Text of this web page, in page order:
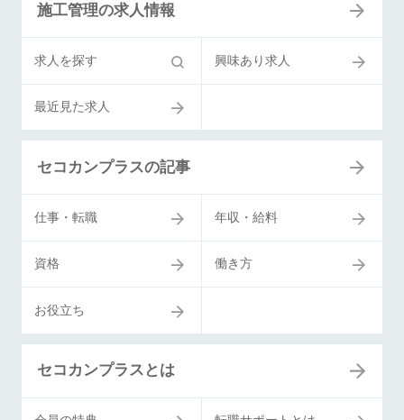
施工管理の求人情報
求人を探す 興味あり求人
最近見た求人
セコカンプラスの記事
仕事・転職 年収・給料
資格 働き方
お役立ち
セコカンプラスとは